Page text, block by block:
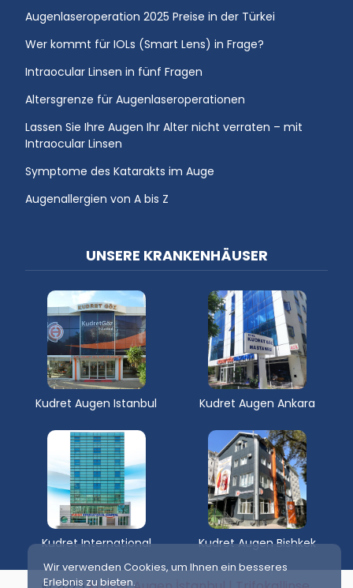
Augenlaseroperation 2025 Preise in der Türkei
Wer kommt für IOLs (Smart Lens) in Frage?
Intraocular Linsen in fünf Fragen
Altersgrenze für Augenlaseroperationen
Lassen Sie Ihre Augen Ihr Alter nicht verraten – mit
Intraocular Linsen
Symptome des Katarakts im Auge
Augenallergien von A bis Z
UNSERE KRANKENHÄUSER
Kudret Augen Istanbul Kudret Augen Ankara
Kudret International Kudret Augen Bishkek
Wir verwenden Cookies, um Ihnen ein besseres
Erlebnis zu bieten.